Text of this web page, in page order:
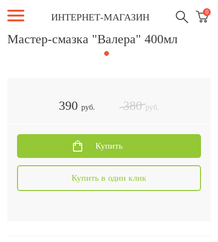
ИНТЕРНЕТ-МАГАЗИН 0
Мастер-смазка "Валера" 400мл
390 руб. 380 руб.
Купить
Купить в один клик